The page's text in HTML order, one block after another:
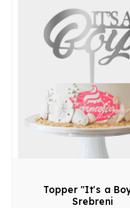
Topper "It's a
Srebreni